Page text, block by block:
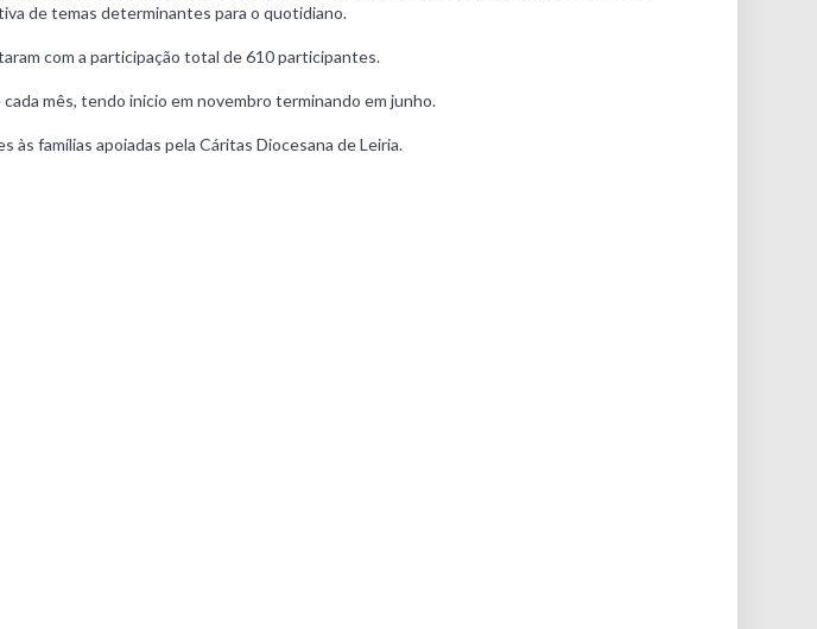
de temas determinantes para o quotidiano.
com a participação total de 610 participantes.
mês, tendo inicio em novembro terminando em junho.
famílias apoiadas pela Cáritas Diocesana de Leiria.